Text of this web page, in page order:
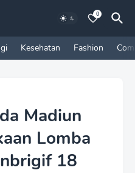
0
Kesehatan Fashion
Madiun
Lomba
18